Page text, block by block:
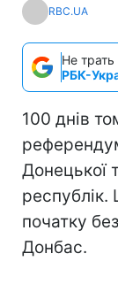
RBC.UA
Не
РБК-
100 днів
Донецької
республік.
початку
Донбас.